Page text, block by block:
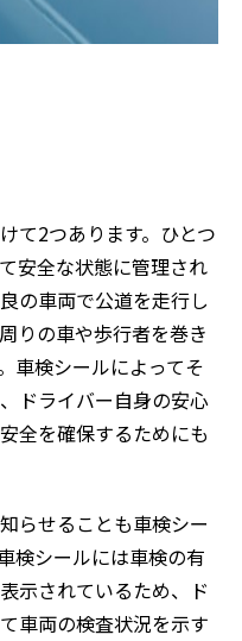
て2つあります。ひとつ
安全な状態に管理され
の車両で公道を走行し
りの車や歩行者を巻き
車検シールによってそ
ドライバー自身の安心
全を確保するためにも
らせることも車検シー
検シールには車検の有
示されているため、ド
車両の検査状況を示す